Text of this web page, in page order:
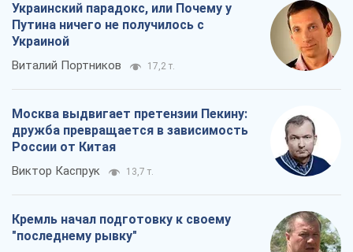
Украинский парадокс, или Почему у
Путина ничего не получилось с
Украиной
Виталий Портников 17,2 т.
Москва выдвигает претензии Пекину:
дружба превращается в зависимость
России от Китая
Виктор Каспрук 13,7 т.
Кремль начал подготовку к своему
"последнему рывку"